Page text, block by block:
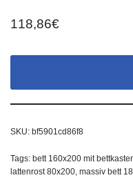
118,86€
SKU: bf5901cd86f8
Tags: bett 160x200 mit
lattenrost 80x200, massiv bett